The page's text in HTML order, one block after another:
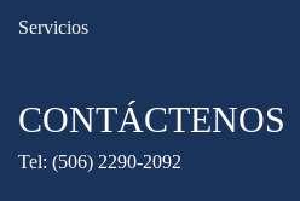
Servicios
CONTÁCTENOS
Tel: (506) 2290-2092